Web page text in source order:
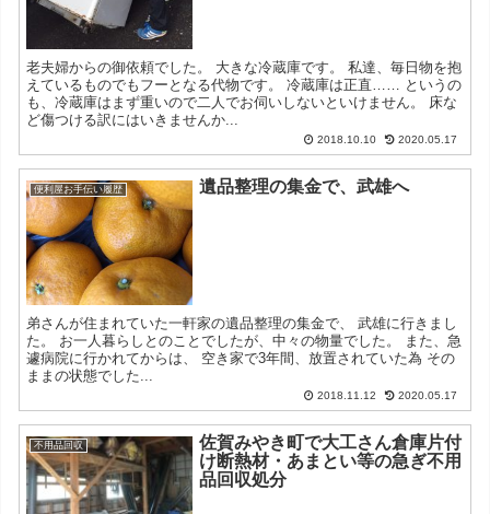
老夫婦からの御依頼でした。 大きな冷蔵庫です。 私達、毎日物を抱
えているものでもフーとなる代物です。 冷蔵庫は正直…… というの
も、冷蔵庫はまず重いので二人でお伺いしないといけません。 床な
ど傷つける訳にはいきませんか...
2018.10.10 2020.05.17
便利屋お手伝い履歴 遺品整理の集金で、武雄へ
弟さんが住まれていた一軒家の遺品整理の集金で、 武雄に行きまし
た。 お一人暮らしとのことでしたが、中々の物量でした。 また、急
遽病院に行かれてからは、 空き家で3年間、放置されていた為 その
ままの状態でした...
2018.11.12 2020.05.17
不用品回収
佐賀みやき町で大工さん倉庫片付
け断熱材・あまとい等の急ぎ不用
品回収処分